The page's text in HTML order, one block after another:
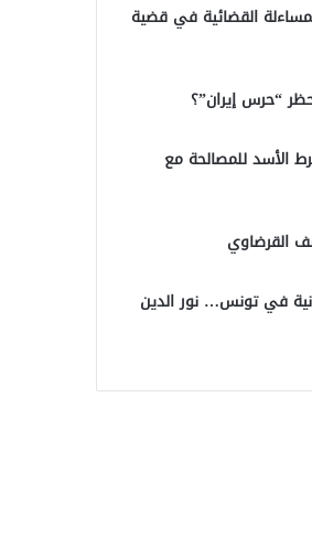
القضائية في قضية
“حرس إيران”؟
الأسد للمصالحة مع
القرضاوي
في تونس… نور الدين